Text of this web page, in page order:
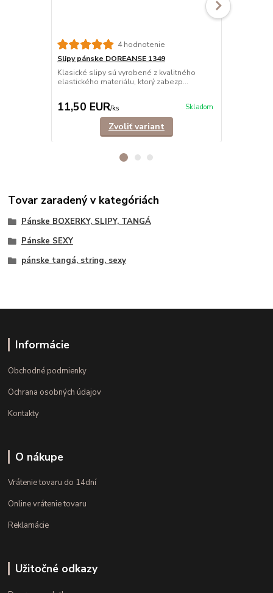
4 hodnotenie
Slipy pánske DOREANSE 1349
Klasické slipy sú vyrobené z kvalitného
elastického materiálu, ktorý zabezp...
11,50 EUR/ks Skladom
Zvoliť variant
Tovar zaradený v kategóriách
Pánske BOXERKY, SLIPY, TANGÁ
Pánske SEXY
pánske tangá, string, sexy
Informácie
Obchodné podmienky
Ochrana osobných údajov
Kontakty
O nákupe
Vrátenie tovaru do 14dní
Online vrátenie tovaru
Reklamácie
Užitočné odkazy